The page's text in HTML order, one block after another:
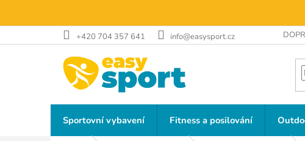
obsah
+420 704 357 641 info@easysport.cz
Sportovní vybavení Fitness a posilování